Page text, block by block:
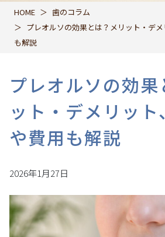
HOME
歯のコラム
プレオルソの効果とは？メリット・デ
も解説
プレオルソの効果
ット・デメリッ
や費用も解説
2026年1月27日